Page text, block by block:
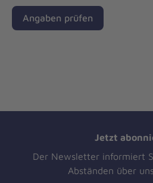
Angaben prüfen
Jetzt
Der Newsletter informiert
Abständen über